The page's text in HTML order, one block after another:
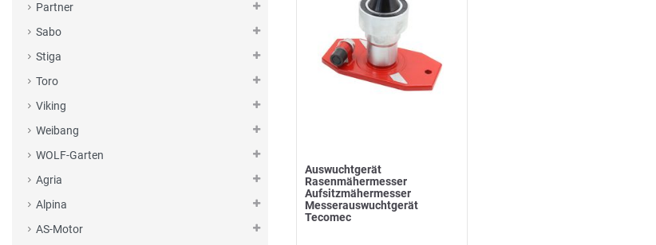
Partner
Sabo
Stiga
Toro
Viking
Weibang
WOLF-Garten
Agria
Alpina
AS-Motor
Auswuchtgerät
Rasenmähermesser
Aufsitzmähermesser
Messerauswuchtgerät
Tecomec